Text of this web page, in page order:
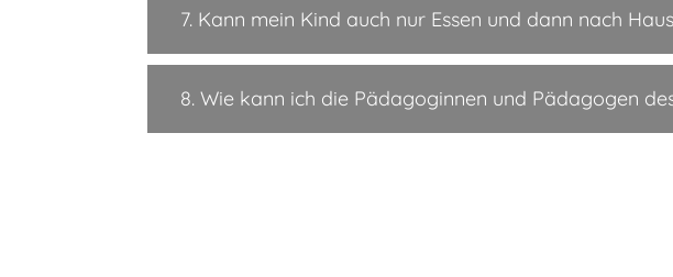
7. Kann mein Kind auch nur Essen und dann nach
8. Wie kann ich die Pädagoginnen und Pädagogen